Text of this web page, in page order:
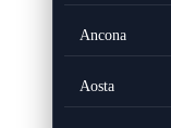
Ancona
Aosta